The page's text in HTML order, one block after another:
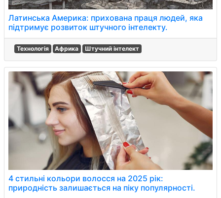
Латинська Америка: прихована праця людей, яка
підтримує розвиток штучного інтелекту.
Технологія Африка Штучний інтелект
4 стильні кольори волосся на 2025 рік:
природність залишається на піку популярності.